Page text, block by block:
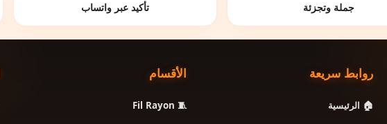
جملة وتجزئة تأكيد عبر واتساب
روابط سريعة
🏠 الرئيسية
الأقسام
🧵 Fil Rayon